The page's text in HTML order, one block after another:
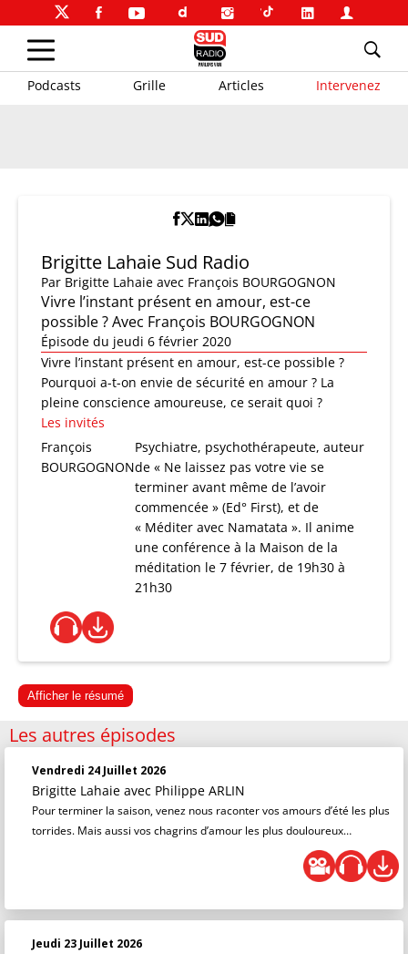
Podcasts Grille Articles Intervenez
Brigitte Lahaie Sud Radio
Par Brigitte Lahaie avec François BOURGOGNON
Vivre l’instant présent en amour, est-ce
possible ? Avec François BOURGOGNON
Épisode du jeudi 6 février 2020
Vivre l’instant présent en amour, est-ce possible ?
Pourquoi a-t-on envie de sécurité en amour ? La
pleine conscience amoureuse, ce serait quoi ?
Les invités
François
BOURGOGNON
Psychiatre, psychothérapeute, auteur
de « Ne laissez pas votre vie se
terminer avant même de l’avoir
commencée » (Ed° First), et de
« Méditer avec Namatata ». Il anime
une conférence à la Maison de la
méditation le 7 février, de 19h30 à
21h30
Afficher le résumé
Les autres épisodes
Vendredi 24 Juillet 2026
Brigitte Lahaie avec Philippe ARLIN
Pour terminer la saison, venez nous raconter vos amours d’été les plus
torrides. Mais aussi vos chagrins d’amour les plus douloureux…
Jeudi 23 Juillet 2026